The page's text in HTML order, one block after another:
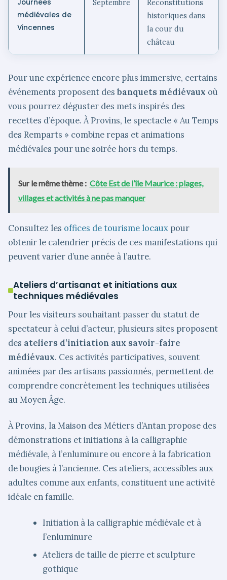
Journées
médiévales de
Vincennes
Septembre
Reconstitutions
historiques dans
la cour du
château
Pour une expérience encore plus immersive, certains
événements proposent des banquets médiévaux où
vous pourrez déguster des mets inspirés des
recettes d’époque. À Provins, le spectacle « Au Temps
des Remparts » combine repas et animations
médiévales pour une soirée hors du temps.
Sur le même thème : Côte Est de l’île Maurice : plages,
villages et activités à ne pas manquer
Consultez les offices de tourisme locaux pour
obtenir le calendrier précis de ces manifestations qui
peuvent varier d’une année à l’autre.
Ateliers d’artisanat et initiations aux
techniques médiévales
Pour les visiteurs souhaitant passer du statut de
spectateur à celui d’acteur, plusieurs sites proposent
des ateliers d’initiation aux savoir-faire
médiévaux. Ces activités participatives, souvent
animées par des artisans passionnés, permettent de
comprendre concrètement les techniques utilisées
au Moyen Âge.
À Provins, la Maison des Métiers d’Antan propose des
démonstrations et initiations à la calligraphie
médiévale, à l’enluminure ou encore à la fabrication
de bougies à l’ancienne. Ces ateliers, accessibles aux
adultes comme aux enfants, constituent une activité
idéale en famille.
Initiation à la calligraphie médiévale et à
l’enluminure
Ateliers de taille de pierre et sculpture
gothique